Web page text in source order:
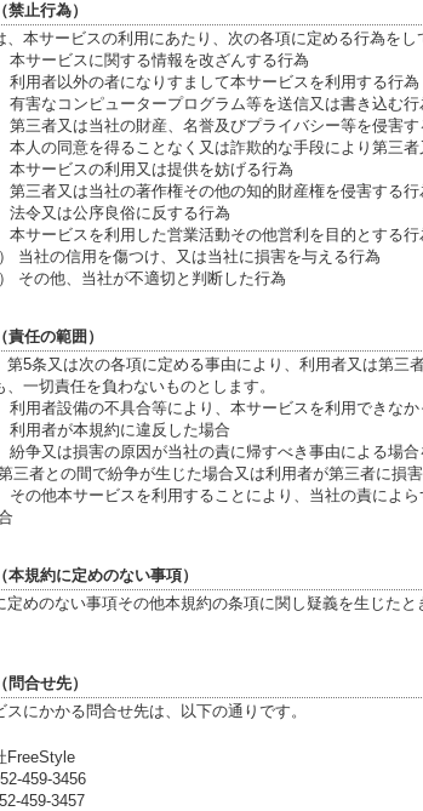
禁止行為）
、本サービスの利用にあたり、次の各項に定める行為をし
本サービスに関する情報を改ざんする行為
利用者以外の者になりすまして本サービスを利用する行為
有害なコンピュータープログラム等を送信又は書き込む行
第三者又は当社の財産、名誉及びプライバシー等を侵害す
本人の同意を得ることなく又は詐欺的な手段により第三
本サービスの利用又は提供を妨げる行為
第三者又は当社の著作権その他の知的財産権を侵害する行
法令又は公序良俗に反する行為
本サービスを利用した営業活動その他営利を目的とする行
） 当社の信用を傷つけ、又は当社に損害を与える行為
） その他、当社が不適切と判断した行為
責任の範囲）
第5条又は次の各項に定める事由により、利用者又は第三
、一切責任を負わないものとします。
利用者設備の不具合等により、本サービスを利用できな
利用者が本規約に違反した場合
紛争又は損害の原因が当社の責に帰すべき事由による場
三者との間で紛争が生じた場合又は利用者が第三者に損
その他本サービスを利用することにより、当社の責によ
本規約に定めのない事項）
定めのない事項その他本規約の条項に関し疑義を生じた
問合せ先）
スにかかる問合せ先は、以下の通りです。
FreeStyle
459-3456
459-3457